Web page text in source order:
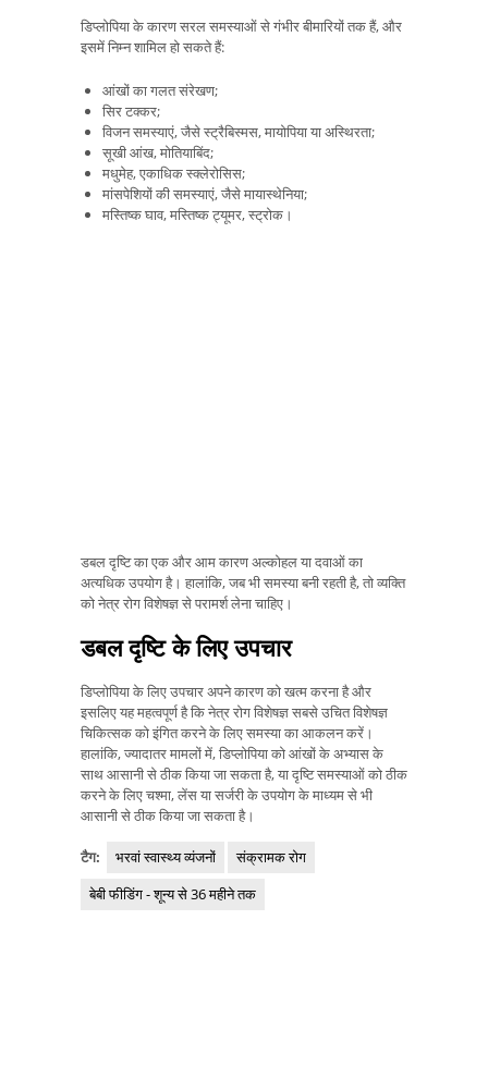
डिप्लोपिया के कारण सरल समस्याओं से गंभीर बीमारियों तक हैं, और
इसमें निम्न शामिल हो सकते हैं:
आंखों का गलत संरेखण;
सिर टक्कर;
विजन समस्याएं, जैसे स्ट्रैबिस्मस, मायोपिया या अस्थिरता;
सूखी आंख, मोतियाबिंद;
मधुमेह, एकाधिक स्क्लेरोसिस;
मांसपेशियों की समस्याएं, जैसे मायास्थेनिया;
मस्तिष्क घाव, मस्तिष्क ट्यूमर, स्ट्रोक।
डबल दृष्टि का एक और आम कारण अल्कोहल या दवाओं का
अत्यधिक उपयोग है। हालांकि, जब भी समस्या बनी रहती है, तो व्यक्ति
को नेत्र रोग विशेषज्ञ से परामर्श लेना चाहिए।
डबल दृष्टि के लिए उपचार
डिप्लोपिया के लिए उपचार अपने कारण को खत्म करना है और
इसलिए यह महत्वपूर्ण है कि नेत्र रोग विशेषज्ञ सबसे उचित विशेषज्ञ
चिकित्सक को इंगित करने के लिए समस्या का आकलन करें।
हालांकि, ज्यादातर मामलों में, डिप्लोपिया को आंखों के अभ्यास के
साथ आसानी से ठीक किया जा सकता है, या दृष्टि समस्याओं को ठीक
करने के लिए चश्मा, लेंस या सर्जरी के उपयोग के माध्यम से भी
आसानी से ठीक किया जा सकता है।
टैग: भरवां स्वास्थ्य व्यंजनों
संक्रामक रोग
बेबी फीडिंग - शून्य से 36 महीने तक